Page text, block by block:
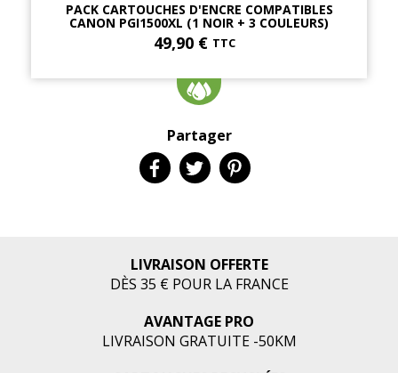
PACK CARTOUCHES D'ENCRE COMPATIBLES
CANON PGI1500XL (1 NOIR + 3 COULEURS)
49,90 € TTC
Partager
LIVRAISON OFFERTE
DÈS 35 € POUR LA FRANCE
AVANTAGE PRO
LIVRAISON GRATUITE -50KM